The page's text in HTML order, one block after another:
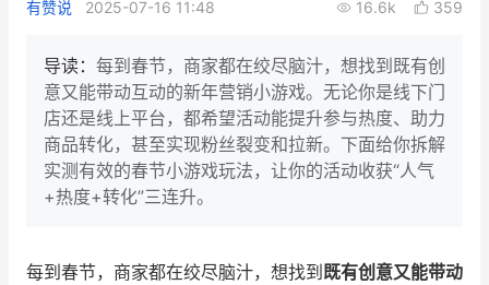
增长产品指南
智库 产品场景库
产品更新动态
有赞说 2025-07-16 11:48 16.6k 359
导读： 每到春节，商家都在绞尽脑汁，想找到既有创
意又能带动互动的新年营销小游戏。无论你是线下门
店还是线上平台，都希望活动能提升参与热度、助力
商品转化，甚至实现粉丝裂变和拉新。下面给你拆解
实测有效的春节小游戏玩法，让你的活动收获“人气
+热度+转化”三连升。
每到春节，商家都在绞尽脑汁，想找到 既有创意又能带动